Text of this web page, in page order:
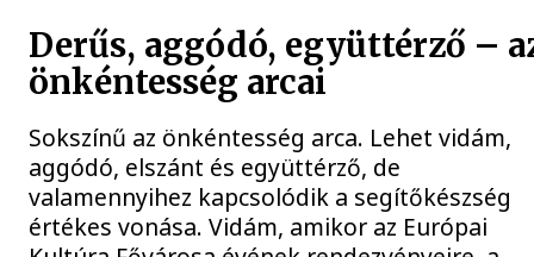
Derűs, aggódó, együttérző –
önkéntesség arcai
Sokszínű az önkéntesség arca. Lehet vidám,
aggódó, elszánt és együttérző, de
valamennyihez kapcsolódik a segítőkészség
értékes vonása. Vidám, amikor az Európai